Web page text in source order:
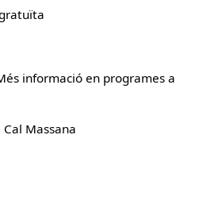
informació en programes a
Massana